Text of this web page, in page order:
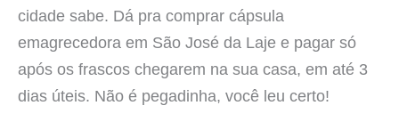
cidade sabe. Dá pra comprar cápsula
emagrecedora em São José da Laje e pagar só
após os frascos chegarem na sua casa, em até 3
dias úteis. Não é pegadinha, você leu certo!